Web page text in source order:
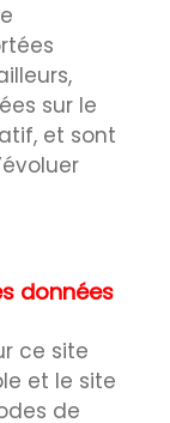
sur le
et sont
données
ce site
et le site
de